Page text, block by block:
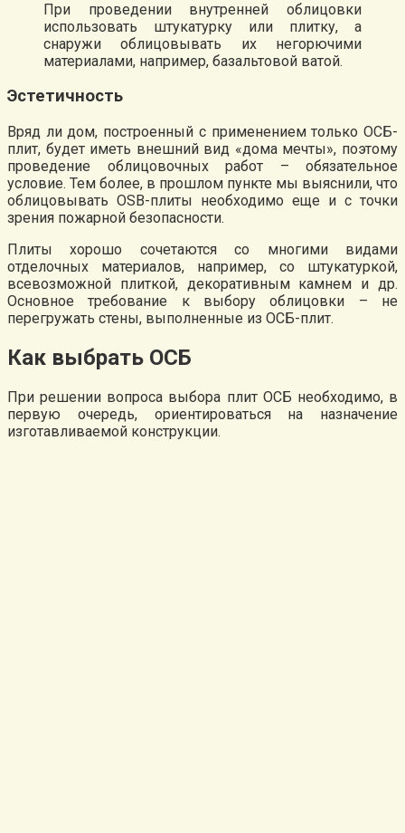
При проведении внутренней облицовки
использовать штукатурку или плитку, а
снаружи облицовывать их негорючими
материалами, например, базальтовой ватой.
Эстетичность
Вряд ли дом, построенный с применением только ОСБ-
плит, будет иметь внешний вид «дома мечты», поэтому
проведение облицовочных работ – обязательное
условие. Тем более, в прошлом пункте мы выяснили, что
облицовывать OSB-плиты необходимо еще и с точки
зрения пожарной безопасности.
Плиты хорошо сочетаются со многими видами
отделочных материалов, например, со штукатуркой,
всевозможной плиткой, декоративным камнем и др.
Основное требование к выбору облицовки – не
перегружать стены, выполненные из ОСБ-плит.
Как выбрать ОСБ
При решении вопроса выбора плит ОСБ необходимо, в
первую очередь, ориентироваться на назначение
изготавливаемой конструкции.